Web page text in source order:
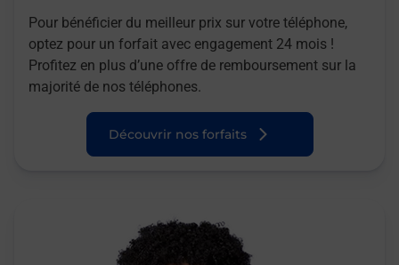
Pour bénéficier du meilleur prix sur votre téléphone,
optez pour un forfait avec engagement 24 mois !
Profitez en plus d’une offre de remboursement sur la
majorité de nos téléphones.
Découvrir nos forfaits